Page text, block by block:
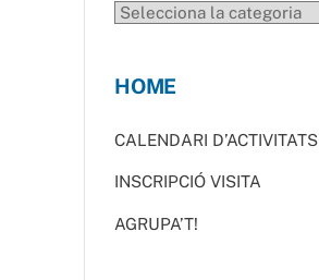
CATEGORIES
HOME
CALENDARI D’ACTIVITATS
INSCRIPCIÓ VISITA
AGRUPA’T!